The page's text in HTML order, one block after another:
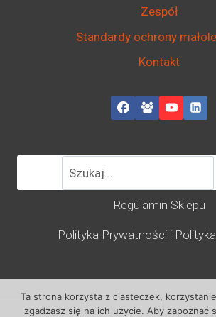
Zespół
Standardy ochrony
Kontakt
Regulamin Sklepu
Polityka Prywatności i
Ta strona korzysta z ciasteczek,
zgadzasz się na ich użycie. Aby zapoznać